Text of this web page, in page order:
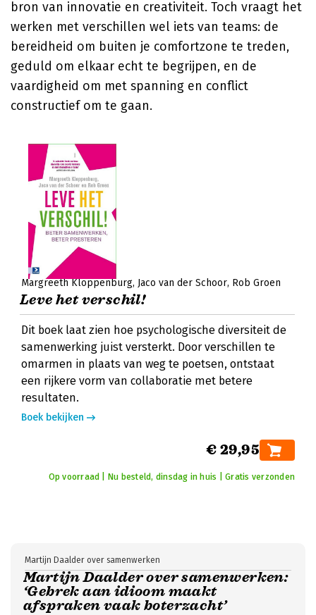
bron van innovatie en creativiteit. Toch vraagt het
werken met verschillen wel iets van teams: de
bereidheid om buiten je comfortzone te treden,
geduld om elkaar echt te begrijpen, en de
vaardigheid om met spanning en conflict
constructief om te gaan.
Margreeth Kloppenburg Jaco van der Schoor Rob Groen
Leve het verschil!
Dit boek laat zien hoe psychologische diversiteit de
samenwerking juist versterkt. Door verschillen te
omarmen in plaats van weg te poetsen, ontstaat
een rijkere vorm van collaboratie met betere
resultaten.
Boek bekijken
€ 29,95
Op voorraad | Nu besteld, dinsdag in huis | Gratis verzonden
Martijn Daalder over samenwerken:
‘Gebrek aan idioom maakt
afspraken vaak boterzacht’
Martijn Daalder over samenwerken